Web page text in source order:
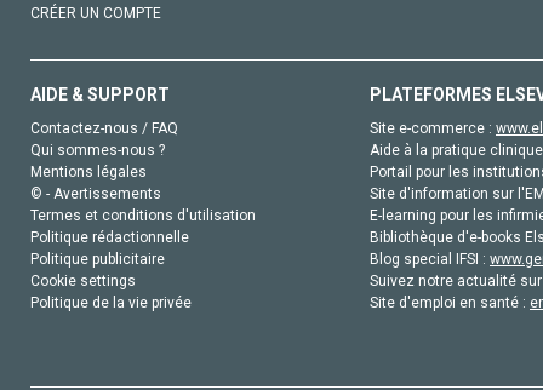
CRÉER UN COMPTE
AIDE & SUPPORT
Contactez-nous / FAQ
Qui sommes-nous ?
Mentions légales
© - Avertissements
Termes et conditions d'utilisation
Politique rédactionnelle
Politique publicitaire
Cookie settings
Politique de la vie privée
PLATEFORMES
Site e-commerce :
Aide à la pratique
Portail pour les
Site d'information sur
E-learning pour les
Bibliothèque d'e-books
Blog special IFSI :
Suivez notre actualité
Site d'emploi en santé :